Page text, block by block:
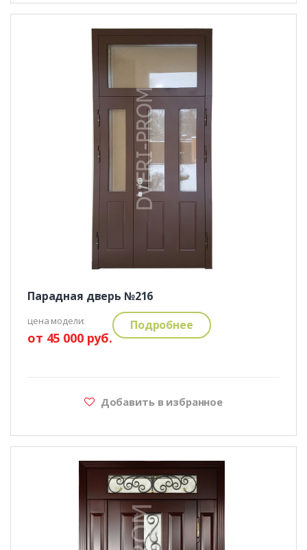
Парадная дверь №216
цена модели:
от 45 000 руб.
Подробнее
Добавить в избранное